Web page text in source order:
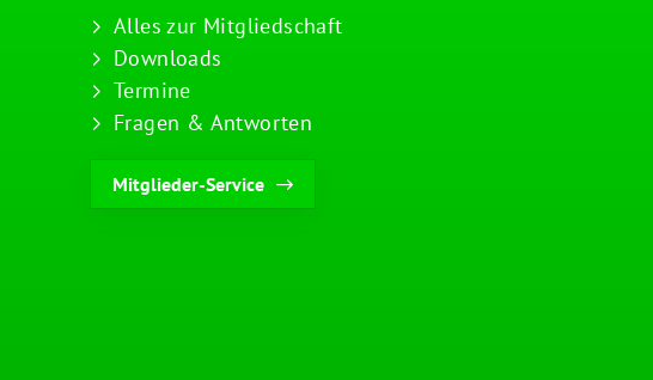
Alles zur Mitgliedschaft
Downloads
Termine
Fragen & Antworten
Mitglieder-Service